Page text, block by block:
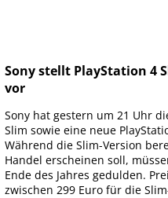
Sony stellt PlayStation 4
vor
Sony hat gestern um 21 Uhr
Slim sowie eine neue
Während die Slim-Version
Handel erscheinen soll,
Ende des Jahres gedulden.
zwischen 299 Euro für die